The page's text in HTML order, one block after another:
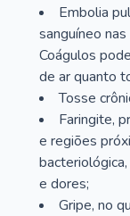
Embolia
sanguíneo
Coágulos
de ar quanto
Tosse
Faringite,
e regiões
e dores;
Gripe, no